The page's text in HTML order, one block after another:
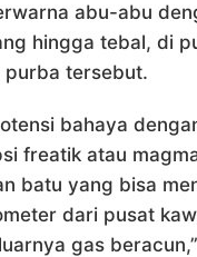
abu-abu
hingga tebal, di
purba tersebut.
bahaya
freatik atau
batu yang bisa
dari pusat
gas